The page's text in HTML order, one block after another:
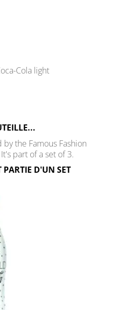
Cola light
the Famous Fashion
part of a set of 3.
PARTIE D'UN SET